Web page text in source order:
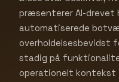
præsenterer AI-drevet
automatiserede
overholdelsesbevidst
stadig på
operationelt kontekst